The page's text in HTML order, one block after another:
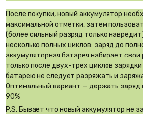
После покупки, новый аккумулятор
максимальной отметки, затем
(более сильный разряд только
несколько полных циклов: заряд до
аккумуляторная батарея набирает
только после двух-трех циклов
батарею не следует разряжать и
Оптимальный вариант — держать заряд
90%
P.S. Бывает что новый аккумулятор не